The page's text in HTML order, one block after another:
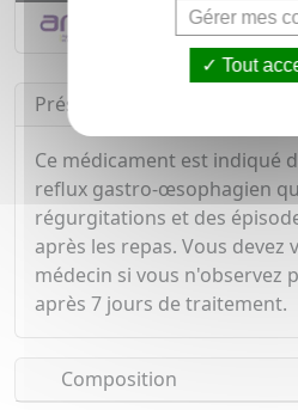
Déclarer un
Présentation
Ce médicament est indiqué
reflux gastro-œsophagien
régurgitations et des
après les repas. Vous devez
médecin si vous n'observez
après 7 jours de traitement.
Composition
Gérer mes
Tout